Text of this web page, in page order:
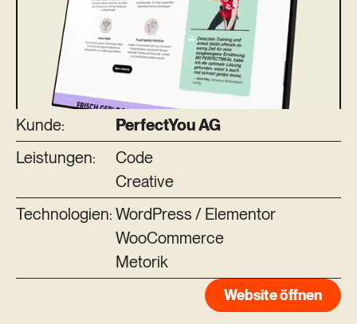
Kunde:
PerfectYou AG
Leistungen:
Code
Creative
Technologien: WordPress / Elementor
WooCommerce
Metorik
Website öffnen